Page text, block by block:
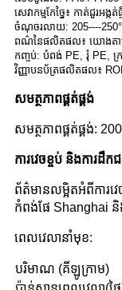
សេវាកម្មកែច្នៃ៖ កាត់ជួរអង្
ចំណុចរលាយ: 205----
ពណ៌នៃផលិតផល៖ យោងតាមត
កញ្ចប់: បំពង់ PE, រុំ PE, ក្
វិញ្ញាបនប័ត្រផលិតផល៖
សមត្ថភាពផ្គត់ផ្គង់
សមត្ថភាពផ្គត់ផ្គង់:
ការវេចខ្ចប់ និងការដឹក
ព័ត៌មានលម្អិតអំពីការ
កំពង់ផែ Shanghai
ពេល​វេលា​នាំ​មុខ:
បរិមាណ (គីឡូក្រាម)